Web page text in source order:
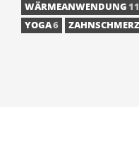
WÄRMEANWENDUNG11
YOGA6